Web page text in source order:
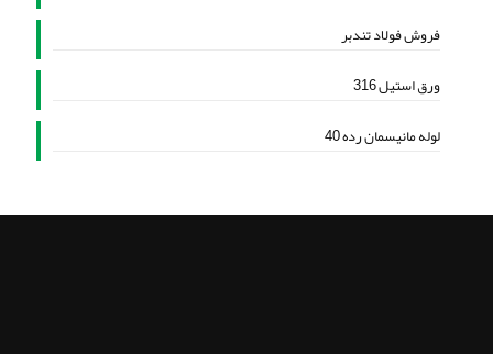
فروش فولاد تندبر
ورق استیل 316
لوله مانیسمان رده 40